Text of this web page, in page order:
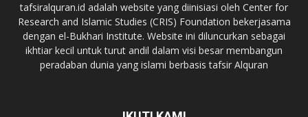
tafsiralquran.id adalah website yang diinisiasi oleh Center for
Research and Islamic Studies (CRIS) Foundation bekerjasama
dengan el-Bukhari Institute. Website ini diluncurkan sebagai
ikhtiar kecil untuk turut andil dalam visi besar membangun
peradaban dunia yang islami berbasis tafsir Alquran